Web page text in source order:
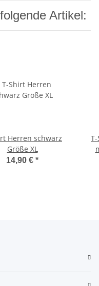
Artikel:
Herren schwarz
Größe XL
14,90 € *